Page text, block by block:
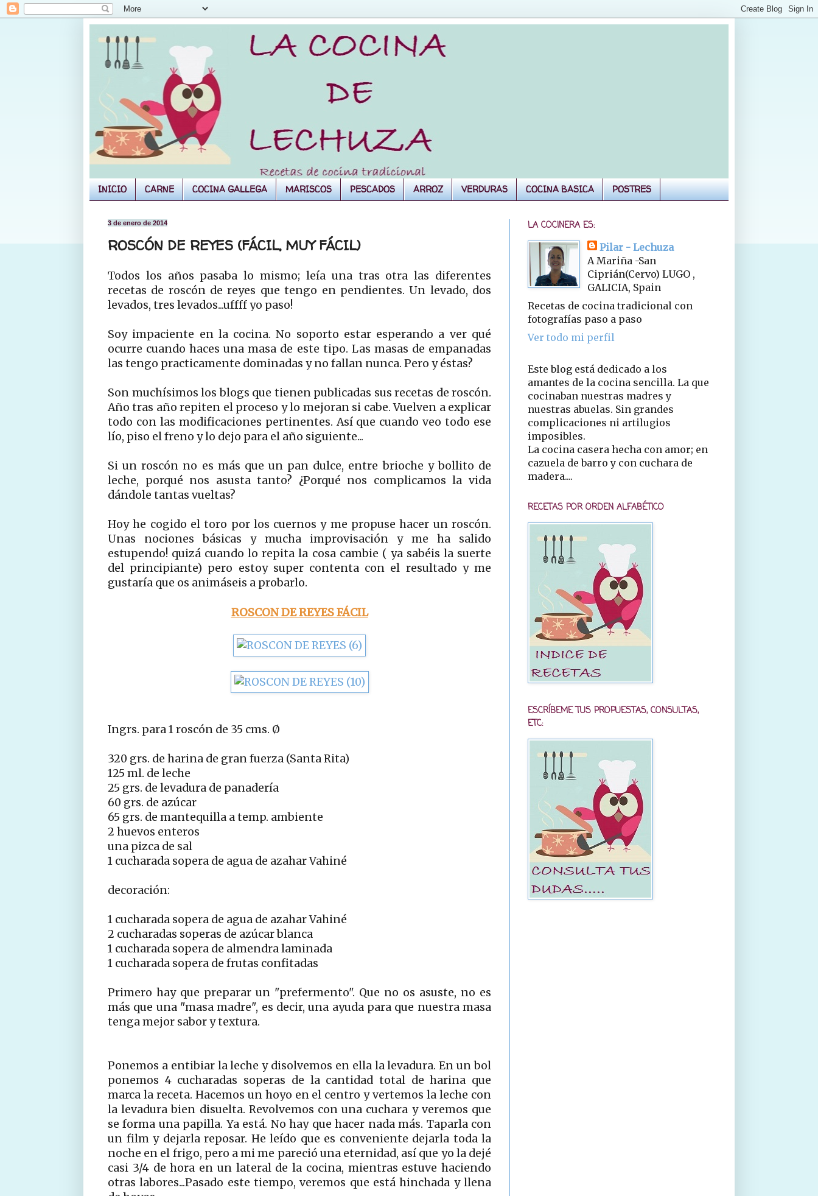
INICIO CARNE COCINA GALLEGA MARISCOS PESCADOS ARROZ VERDURAS COCINA BASICA POSTRES
3 de enero de 2014
ROSCÓN DE REYES (FÁCIL, MUY FÁCIL)
Todos los años pasaba lo mismo; leía una tras otra las diferentes
recetas de roscón de reyes que tengo en pendientes. Un levado, dos
levados, tres levados...uffff yo paso!
Soy impaciente en la cocina. No soporto estar esperando a ver qué
ocurre cuando haces una masa de este tipo. Las masas de empanadas
las tengo practicamente dominadas y no fallan nunca. Pero y éstas?
Son muchísimos los blogs que tienen publicadas sus recetas de roscón.
Año tras año repiten el proceso y lo mejoran si cabe. Vuelven a explicar
todo con las modificaciones pertinentes. Así que cuando veo todo ese
lío, piso el freno y lo dejo para el año siguiente...
Si un roscón no es más que un pan dulce, entre brioche y bollito de
leche, porqué nos asusta tanto? ¿Porqué nos complicamos la vida
dándole tantas vueltas?
Hoy he cogido el toro por los cuernos y me propuse hacer un roscón.
Unas nociones básicas y mucha improvisación y me ha salido
estupendo! quizá cuando lo repita la cosa cambie ( ya sabéis la suerte
del principiante) pero estoy super contenta con el resultado y me
gustaría que os animáseis a probarlo.
ROSCON DE REYES FÁCIL
Ingrs. para 1 roscón de 35 cms. Ø
320 grs. de harina de gran fuerza (Santa Rita)
125 ml. de leche
25 grs. de levadura de panadería
60 grs. de azúcar
65 grs. de mantequilla a temp. ambiente
2 huevos enteros
una pizca de sal
1 cucharada sopera de agua de azahar Vahiné
decoración:
1 cucharada sopera de agua de azahar Vahiné
2 cucharadas soperas de azúcar blanca
1 cucharada sopera de almendra laminada
1 cucharada sopera de frutas confitadas
Primero hay que preparar un "prefermento". Que no os asuste, no es
más que una "masa madre", es decir, una ayuda para que nuestra masa
tenga mejor sabor y textura.
Ponemos a entibiar la leche y disolvemos en ella la levadura. En un bol
ponemos 4 cucharadas soperas de la cantidad total de harina que
marca la receta. Hacemos un hoyo en el centro y vertemos la leche con
la levadura bien disuelta. Revolvemos con una cuchara y veremos que
se forma una papilla. Ya está. No hay que hacer nada más. Taparla con
un film y dejarla reposar. He leído que es conveniente dejarla toda la
noche en el frigo, pero a mi me pareció una eternidad, así que yo la dejé
casi 3/4 de hora en un lateral de la cocina, mientras estuve haciendo
otras labores...Pasado este tiempo, veremos que está hinchada y llena
LA COCINERA ES:
Pilar - Lechuza
A Mariña -San
Ciprián(Cervo) LUGO ,
GALICIA, Spain
Recetas de cocina tradicional con
fotografías paso a paso
Ver todo mi perfil
Este blog está dedicado a los
amantes de la cocina sencilla. La que
cocinaban nuestras madres y
nuestras abuelas. Sin grandes
complicaciones ni artilugios
imposibles.
La cocina casera hecha con amor; en
cazuela de barro y con cuchara de
madera....
RECETAS POR ORDEN ALFABÉTICO
ESCRÍBEME TUS PROPUESTAS, CONSULTAS,
ETC: